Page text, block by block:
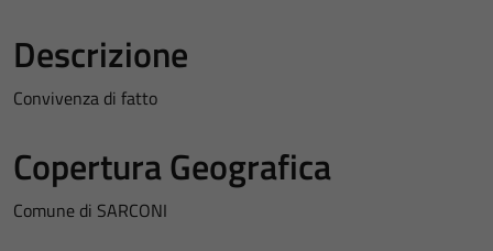
Descrizione
Convivenza di fatto
Copertura Geografica
Comune di SARCONI